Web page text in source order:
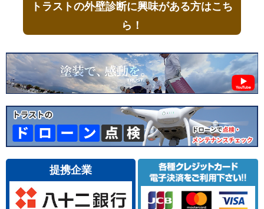
トラストの外壁診断に興味がある方はこち
ら！
提携企業